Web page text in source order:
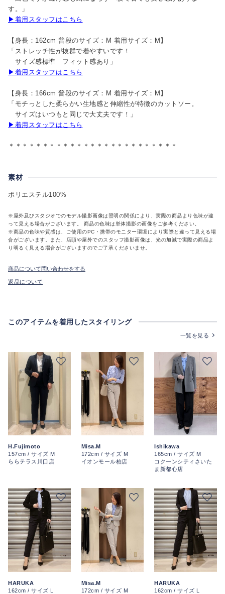
す。」
▶着用スタッフはこちら
【身長：162cm 普段のサイズ：M 着用サイズ：M】
「ストレッチ性が抜群で着やすいです！
サイズ感標準 フィット感あり」
▶着用スタッフはこちら
【身長：166cm 普段のサイズ：M 着用サイズ：M】
「モチっとした柔らかい生地感と伸縮性が特徴のカットソー。
サイズはいつもと同じで大丈夫です！」
▶着用スタッフはこちら
＊＊＊＊＊＊＊＊＊＊＊＊＊＊＊＊＊＊＊＊＊＊＊＊＊
素材
ポリエステル100%
※屋外及びスタジオでのモデル撮影画像は照明の関係により、実際の商品より色味が違
って見える場合がございます。 商品の色味は単体撮影の画像をご参考ください。
※商品の色味や質感は、ご使用のPC・携帯のモニター環境により実際と違って見える場
合がございます。また、店頭や屋外でのスタッフ撮影画像は、光の加減で実際の商品よ
り明るく見える場合がございますのでご了承くださいませ。
商品について問い合わせをする
返品について
このアイテムを着用したスタイリング
一覧を見る
H.Fujimoto
157cm / サイズ M
ららテラス川口店
Misa.M
172cm / サイズ M
イオンモール柏店
Ishikawa
165cm / サイズ M
コクーンシティさいた
ま新都心店
HARUKA
162cm / サイズ L
Misa.M
172cm / サイズ M
HARUKA
162cm / サイズ L